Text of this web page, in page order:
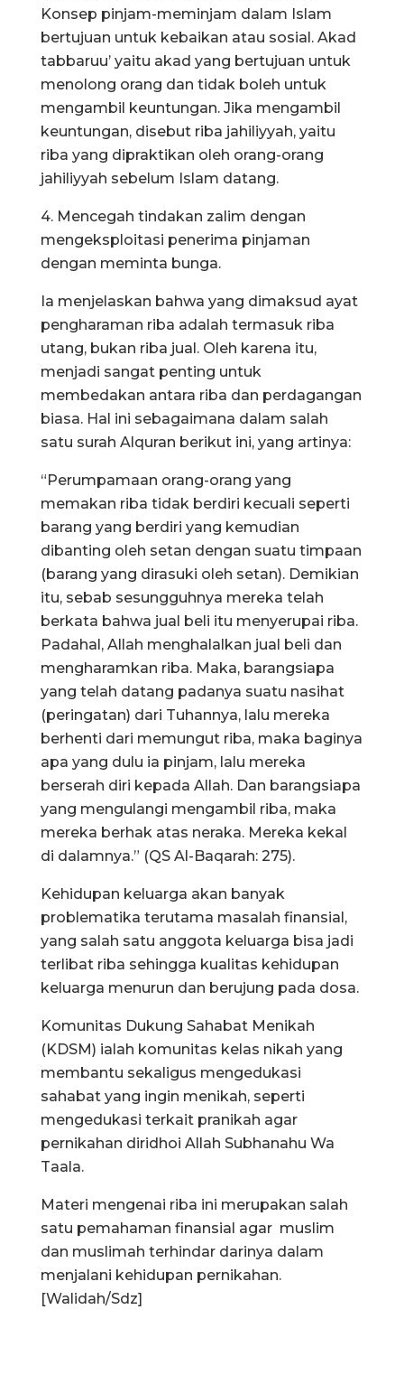
Konsep pinjam-meminjam dalam Islam
bertujuan untuk kebaikan atau sosial. Akad
tabbaruu’ yaitu akad yang bertujuan untuk
menolong orang dan tidak boleh untuk
mengambil keuntungan. Jika mengambil
keuntungan, disebut riba jahiliyyah, yaitu
riba yang dipraktikan oleh orang-orang
jahiliyyah sebelum Islam datang.
4. Mencegah tindakan zalim dengan
mengeksploitasi penerima pinjaman
dengan meminta bunga.
Ia menjelaskan bahwa yang dimaksud ayat
pengharaman riba adalah termasuk riba
utang, bukan riba jual. Oleh karena itu,
menjadi sangat penting untuk
membedakan antara riba dan perdagangan
biasa. Hal ini sebagaimana dalam salah
satu surah Alquran berikut ini, yang artinya:
“Perumpamaan orang-orang yang
memakan riba tidak berdiri kecuali seperti
barang yang berdiri yang kemudian
dibanting oleh setan dengan suatu timpaan
(barang yang dirasuki oleh setan). Demikian
itu, sebab sesungguhnya mereka telah
berkata bahwa jual beli itu menyerupai riba.
Padahal, Allah menghalalkan jual beli dan
mengharamkan riba. Maka, barangsiapa
yang telah datang padanya suatu nasihat
(peringatan) dari Tuhannya, lalu mereka
berhenti dari memungut riba, maka baginya
apa yang dulu ia pinjam, lalu mereka
berserah diri kepada Allah. Dan barangsiapa
yang mengulangi mengambil riba, maka
mereka berhak atas neraka. Mereka kekal
di dalamnya.” (QS Al-Baqarah: 275).
Kehidupan keluarga akan banyak
problematika terutama masalah finansial,
yang salah satu anggota keluarga bisa jadi
terlibat riba sehingga kualitas kehidupan
keluarga menurun dan berujung pada dosa.
Komunitas Dukung Sahabat Menikah
(KDSM) ialah komunitas kelas nikah yang
membantu sekaligus mengedukasi
sahabat yang ingin menikah, seperti
mengedukasi terkait pranikah agar
pernikahan diridhoi Allah Subhanahu Wa
Taala.
Materi mengenai riba ini merupakan salah
satu pemahaman finansial agar muslim
dan muslimah terhindar darinya dalam
menjalani kehidupan pernikahan.
[Walidah/Sdz]